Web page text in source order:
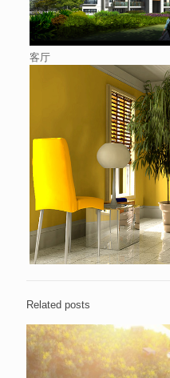
客厅
Related posts